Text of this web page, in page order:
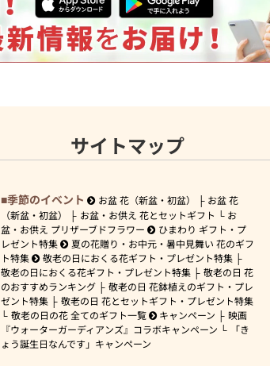
サイトマップ
季節のイベント お盆 花（新盆・初盆）
お盆 花
（新盆・初盆）
お盆・お供え 花とセットギフト
お
盆・お供え プリザーブドフラワー
ひまわり ギフト・プ
レゼント特集
夏の花贈り・お中元・暑中見舞い 花のギフ
ト特集
敬老の日におくる花ギフト・プレゼント特集
敬老の日におくる花ギフト・プレゼント特集
敬老の日 花
のおすすめランキング
敬老の日 花鉢植えのギフト・プレ
ゼント特集
敬老の日 花とセットギフト・プレゼント特集
敬老の日の花 全てのギフト一覧
キャンペーン
映画
『ウォーターガーディアンズ』コラボキャンペーン
「き
ょう誕生日なんです」キャンペーン